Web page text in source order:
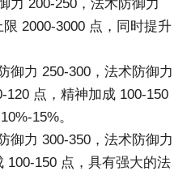
力 200-250，法术防御力
2000-3000 点，同时提升
御力 250-300，法术防御力
120 点，精神加成 100-150
15%。
御力 300-350，法术防御力
100-150 点，具有强大的法